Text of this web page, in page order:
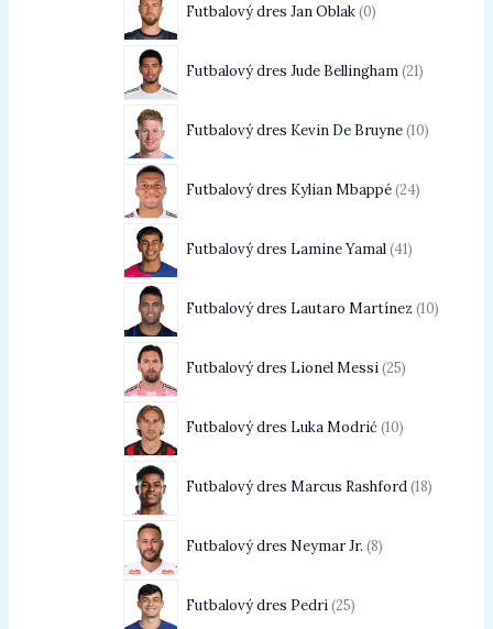
Futbalový dres Jan Oblak 0
Futbalový dres Jude Bellingham 21
Futbalový dres Kevin De Bruyne 10
Futbalový dres Kylian Mbappé 24
Futbalový dres Lamine Yamal 41
Futbalový dres Lautaro Martínez 10
Futbalový dres Lionel Messi 25
Futbalový dres Luka Modrić 10
Futbalový dres Marcus Rashford 18
Futbalový dres Neymar Jr. 8
Futbalový dres Pedri 25